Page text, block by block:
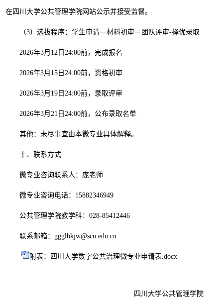
在四川大学公共管理学院网站公示并接受监督。
（3）选拔程序：学生申请－材料初审－团队评审-择优录取
2026年3月12日24:00前，完成报名
2026年3月15日24:00前，资格初审
2026年3月19日24:00前，录取评审
2026年3月21日24:00前，公布录取名单
其他：未尽事宜由本微专业具体解释。
十、联系方式
微专业咨询联系人：庞老师
微专业咨询电话：15882346949
公共管理学院教学科：028-85412446
联系邮箱：ggglbkjw@scu.edu.cn
附表：四川大学数字公共治理微专业申请表.docx
四川大学公共管理学院